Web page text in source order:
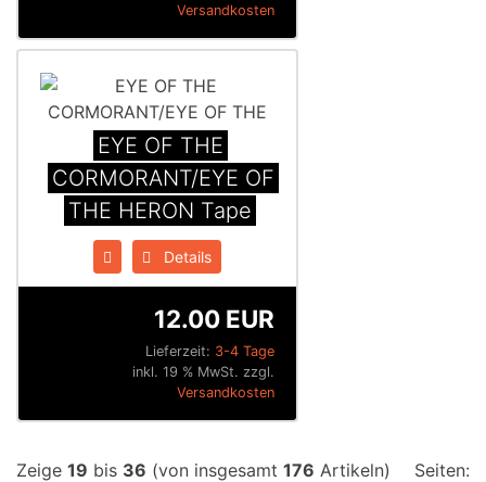
Versandkosten
EYE OF THE
CORMORANT​/​EYE OF
THE HERON Tape
Details
Lieferzeit: 3-4 Tage
12.00 EUR
inkl. 19 % MwSt. zzgl.
Versandkosten
Zeige 19 bis 36 (von insgesamt 176 Artikeln)
Seiten: